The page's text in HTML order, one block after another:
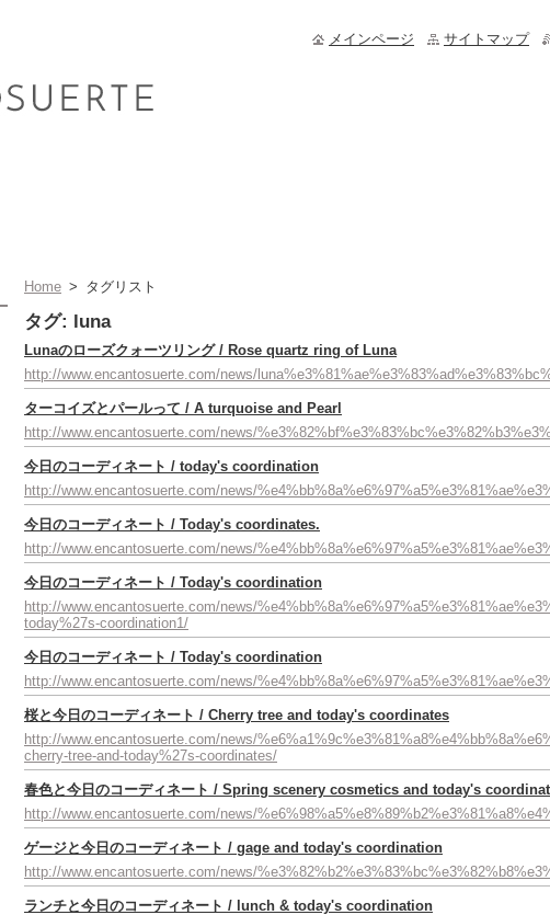
Home > タグリスト
タグ: luna
Lunaのローズクォーツリング / Rose quartz ring of Luna
http://www.encantosuerte.com/news/
ターコイズとパールって / A turquoise and Pearl
http://www.encantosuerte.com/news/
今日のコーディネート / today's coordination
http://www.encantosuerte.com/news/
今日のコーディネート / Today's coordinates.
http://www.encantosuerte.com/news/
今日のコーディネート / Today's coordination
http://www.encantosuerte.com/news/
today%27s-coordination1/
今日のコーディネート / Today's coordination
http://www.encantosuerte.com/news/
桜と今日のコーディネート / Cherry tree and today's coordinates
http://www.encantosuerte.com/news/
cherry-tree-and-today%27s-coordinates/
春色と今日のコーディネート / Spring scenery cosmetics and today's
http://www.encantosuerte.com/news/
ゲージと今日のコーディネート / gage and today's coordination
http://www.encantosuerte.com/news/
ランチと今日のコーディネート / lunch & today's coordination
メインページ サイトマップ